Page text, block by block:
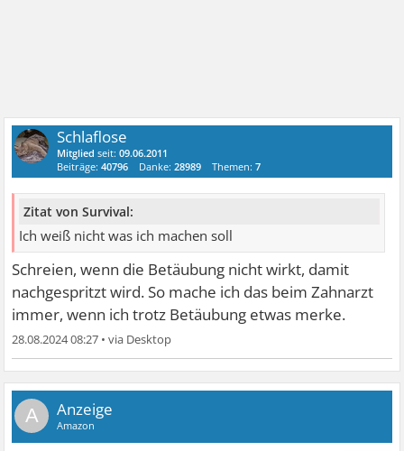
Schlaflose
Mitglied seit:09.06.2011
Beiträge:40796 Danke:28989 Themen:7
Zitat von Survival:
Ich weiß nicht was ich machen soll
Schreien, wenn die Betäubung nicht wirkt, damit
nachgespritzt wird. So mache ich das beim Zahnarzt
immer, wenn ich trotz Betäubung etwas merke.
28.08.2024 08:27 •
A